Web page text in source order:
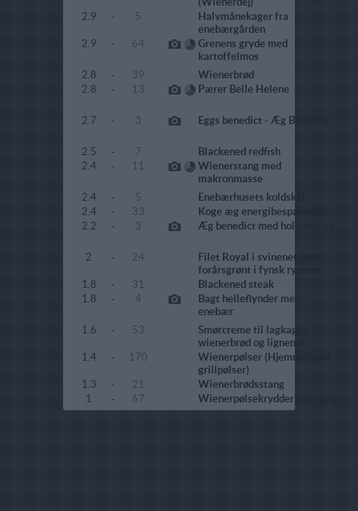
2.9
- 5
Halvmånekager fra
enebærgården
2.9
- 64
Grenens gryde med
kartoffelmos
2.8
- 39
Wienerbrød
2.8
- 13 Pærer Belle Helene
2.7 - 3 Eggs benedict - Æg Benedict
2.5 - 7
Blackened redfish
2.4
- 11
Wienerstang med
makronmasse
2.4
- 5
Enebærhusets koldskål
2.4
- 33
Koge æg energibesparende
2.2
- 3 Æg benedict med hollandaise
2 - 24
Filet Royal i svinenet med
forårsgrønt i fynsk rygeost
1.8
- 31
Blackened steak
1.8
- 4
Bagt helleflynder med
enebær
1.6
- 53
Smørcreme til lagkager,
wienerbrød og lignende
1.4
- 170
Wienerpølser (Hjemmelavet
grillpølser)
1.3
- 21
Wienerbrødsstang
1
- 67 Wienerpølsekrydderiblanding